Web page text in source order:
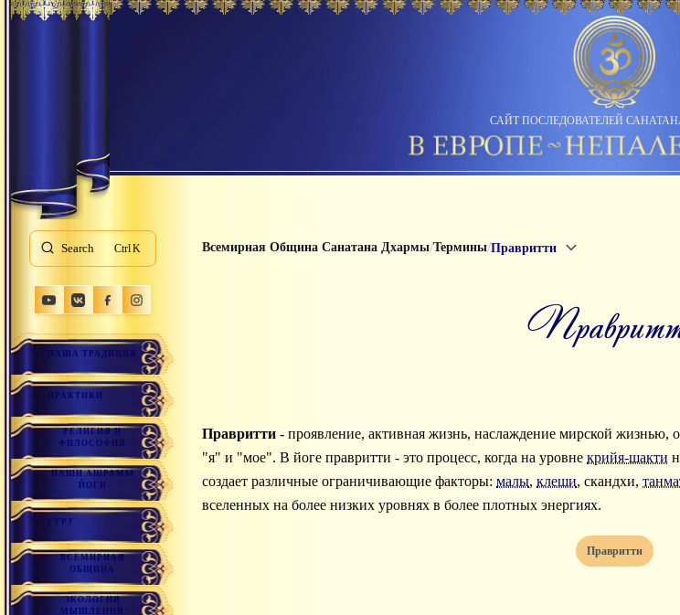
САЙТ ПОСЛЕДОВАТЕЛЕЙ
Search K
НАША ТРАДИЦИЯ
ПРАКТИКИ
РЕЛИГИЯ И
ФИЛОСОФИЯ
НАШИ АШРАМЫ
ЙОГИ
ГУРУ
ВСЕМИРНАЯ
ОБЩИНА
ЭКОЛОГИЯ
МЫШЛЕНИЯ
Всемирная Община Санатана Дхармы/Термины/Правритти
Правритти - проявление, активная жизнь, наслаждение мирской жизнью,
"я" и "мое". В йоге правритти - это процесс, когда на уровне крийя-шакти
создает различные ограничивающие факторы: малы, клеши, скандхи,
вселенных на более низких уровнях в более плотных энергиях.
Правритти